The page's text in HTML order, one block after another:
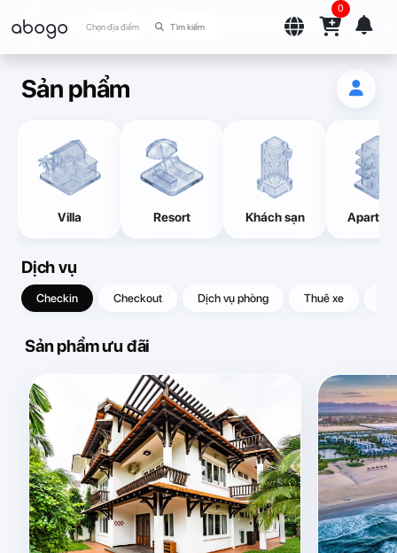
abogo Chọn địa điểm
0
Sản phẩm
Villa Resort Khách sạn
Dịch vụ
Checkin Checkout Dịch vụ phòng Thuê xe
Sản phẩm ưu đãi